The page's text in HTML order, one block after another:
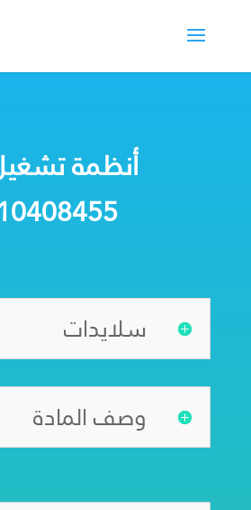
سلايدات
وصف المادة